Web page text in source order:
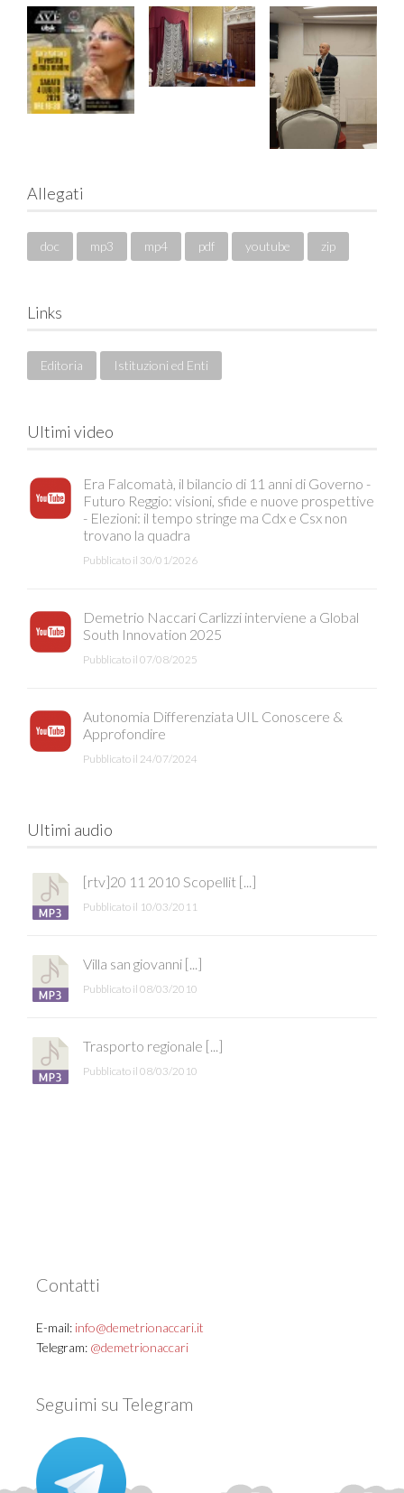
Allegati
doc mp3 mp4 pdf youtube zip
Links
Editoria Istituzioni ed Enti
Ultimi video
Era Falcomatà, il bilancio di 11 anni di Governo -
Futuro Reggio: visioni, sfide e nuove prospettive
- Elezioni: il tempo stringe ma Cdx e Csx non
trovano la quadra
Pubblicato il 30/01/2026
Demetrio Naccari Carlizzi interviene a Global
South Innovation 2025
Pubblicato il 07/08/2025
Autonomia Differenziata UIL Conoscere &
Approfondire
Pubblicato il 24/07/2024
Ultimi audio
[rtv]20 11 2010 Scopellit [...]
Pubblicato il 10/03/2011
Villa san giovanni [...]
Pubblicato il 08/03/2010
Trasporto regionale [...]
Pubblicato il 08/03/2010
Contatti
E-mail: info@demetrionaccari.it
Telegram: @demetrionaccari
Seguimi su Telegram